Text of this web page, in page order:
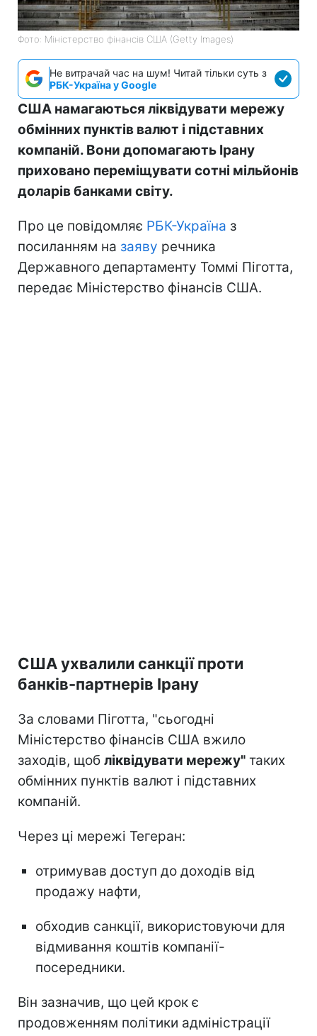
Фото: Міністерство фінансів СШA (Getty Images)
Не витрачай час на шум! Читай тільки суть з
РБК-Україна у Google
США намагаються ліквідувати мережу
обмінних пунктів валют і підставних
компаній. Вони допомагають Ірану
приховано переміщувати сотні мільйонів
доларів банками світу.
Про це повідомляє РБК-Україна з
посиланням на заяву речника
Державного департаменту Томмі Піготта,
передає Міністерство фінансів США.
США ухвалили санкції проти
банків-партнерів Ірану
За словами Піготта, "сьогодні
Міністерство фінансів США вжило
заходів, щоб ліквідувати мережу" таких
обмінних пунктів валют і підставних
компаній.
Через ці мережі Тегеран:
отримував доступ до доходів від
продажу нафти,
обходив санкції, використовуючи для
відмивання коштів компанії-
посередники.
Він зазначив, що цей крок є
продовженням політики адміністрації